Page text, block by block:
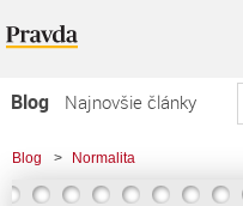
Blog
Najnovšie články
Najčítanejšie články
Najkomentovanejšie články
Blog > Normalita
> Pellegrini premiér. Fico šéf